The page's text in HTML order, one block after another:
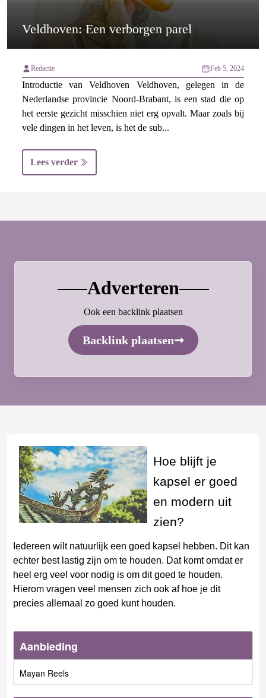
Veldhoven: Een verborgen parel
Redactie Feb 5, 2024
Introductie van Veldhoven Veldhoven, gelegen in de
Nederlandse provincie Noord-Brabant, is een stad die op
het eerste gezicht misschien niet erg opvalt. Maar zoals bij
vele dingen in het leven, is het de sub...
Lees verder
Adverteren
Ook een backlink plaatsen
Backlink plaatsen➞
Hoe blijft je
kapsel er goed
en modern uit
zien?
Iedereen wilt natuurlijk een goed kapsel hebben. Dit kan
echter best lastig zijn om te houden. Dat komt omdat er
heel erg veel voor nodig is om dit goed te houden.
Hierom vragen veel mensen zich ook af hoe je dit
precies allemaal zo goed kunt houden.
Aanbieding
Mayan Reels